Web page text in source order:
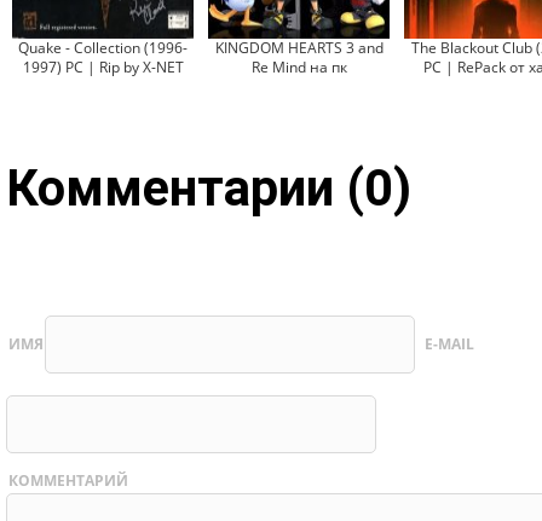
Quake - Collection (1996-
1997) PC | Rip by X-NET
KINGDOM HEARTS 3 and
Re Mind на пк
The Blackout Club
PC | RePack от
Комментарии (0)
ИМЯ E-MAIL
КОММЕНТАРИЙ